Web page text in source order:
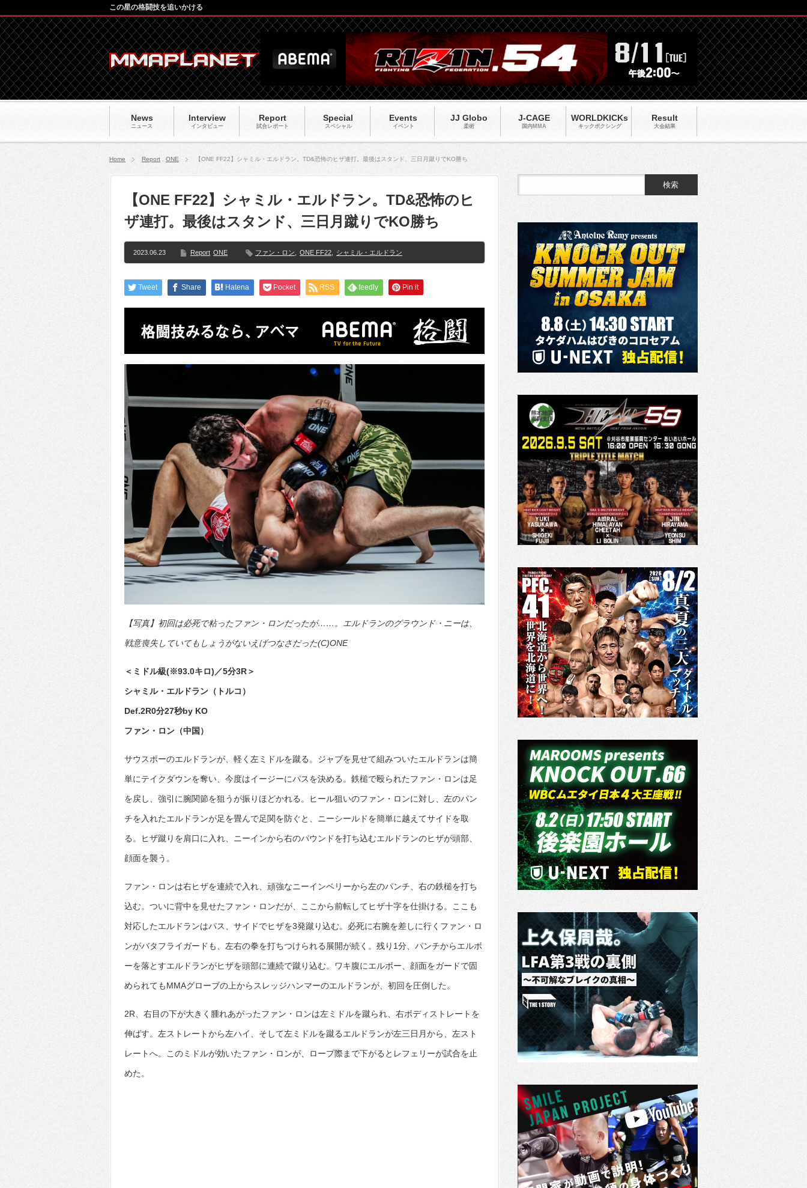
News
ニュース
Interview
インタビュー
Report
試合レポート
Special
スペシャル
Events
イベント
JJ Globo
柔術
J-CAGE
国内MMA
WORLDKICKs
キックポクシング
Result
大会結果
この星の格闘技を追いかける
Home Report ONE 【ONE FF22】シャミル・エルドラン。TD&恐怖のヒザ連打。最後はスタンド、三日月蹴りでKO勝ち
【ONE FF22】シャミル・エルドラン。TD&恐怖のヒ
ザ連打。最後はスタンド、三日月蹴りでKO勝ち
2023.06.23 Report ONE ファン・ロン ONE FF22 シャミル・エルドラン
Tweet Share Hatena Pocket RSS feedly Pin it
【写真】初回は必死で粘ったファン・ロンだったが……。エルドランのグラウンド・ニーは、
戦意喪失していてもしょうがないえげつなさだった(C)ONE
＜ミドル級(※93.0キロ)／5分3R＞
シャミル・エルドラン（トルコ）
Def.2R0分27秒by KO
ファン・ロン（中国）
サウスポーのエルドランが、軽く左ミドルを蹴る。ジャブを見せて組みついたエルドランは簡
単にテイクダウンを奪い、今度はイージーにパスを決める。鉄槌で殴られたファン・ロンは足
を戻し、強引に腕関節を狙うが振りほどかれる。ヒール狙いのファン・ロンに対し、左のパン
チを入れたエルドランが足を畳んで足関を防ぐと、ニーシールドを簡単に越えてサイドを取
る。ヒザ蹴りを肩口に入れ、ニーインから右のパウンドを打ち込むエルドランのヒザが頭部、
顔面を襲う。
ファン・ロンは右ヒザを連続で入れ、頑強なニーインベリーから左のパンチ、右の鉄槌を打ち
込む。ついに背中を見せたファン・ロンだが、ここから前転してヒザ十字を仕掛ける。ここも
対応したエルドランはパス、サイドでヒザを3発蹴り込む。必死に右腕を差しに行くファン・ロ
ンがバタフライガードも、左右の拳を打ちつけられる展開が続く。残り1分、パンチからエルボ
ーを落とすエルドランがヒザを頭部に連続で蹴り込む。ワキ腹にエルボー、顔面をガードで固
められてもMMAグローブの上からスレッジハンマーのエルドランが、初回を圧倒した。
2R、右目の下が大きく腫れあがったファン・ロンは左ミドルを蹴られ、右ボディストレートを
伸ばす。左ストレートから左ハイ、そして左ミドルを蹴るエルドランが左三日月から、左スト
レートへ。このミドルが効いたファン・ロンが、ロープ際まで下がるとレフェリーが試合を止
めた。